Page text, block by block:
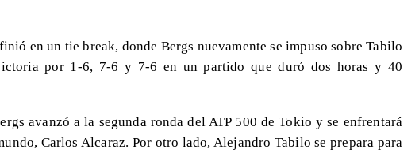
en un tie break, donde Bergs nuevamente se impuso sobre Tabilo
por 1-6, 7-6 y 7-6 en un partido que duró dos horas y 40
avanzó a la segunda ronda del ATP 500 de Tokio y se enfrentará
Carlos Alcaraz. Por otro lado, Alejandro Tabilo se prepara para